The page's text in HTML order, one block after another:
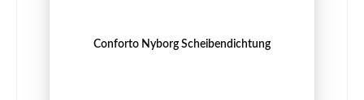
Conforto Nyborg Scheibendichtung